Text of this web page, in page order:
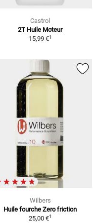
Castrol
2T Huile Moteur
15,99 €1
Wilbers
Huile fourche Zero friction
25,00 €1